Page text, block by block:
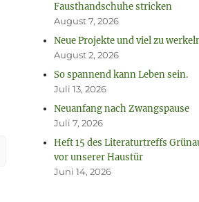
Fausthandschuhe stricken
August 7, 2026
Neue Projekte und viel zu
August 2, 2026
So spannend kann Leben sein.
Juli 13, 2026
Neuanfang nach Zwangspause
Juli 7, 2026
Heft 15 des Literaturtreffs
vor unserer Haustür
Juni 14, 2026